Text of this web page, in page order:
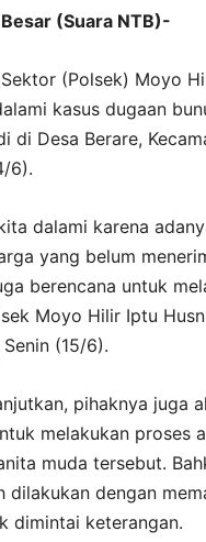
(Suara NTB)-
(Polsek) Moyo
kasus dugaan
di Desa Berare,
6).
dalami karena
yang belum
berencana untuk
Moyo Hilir Iptu
(15/6).
pihaknya juga
melakukan proses
muda tersebut.
dilakukan dengan
dimintai keterangan.